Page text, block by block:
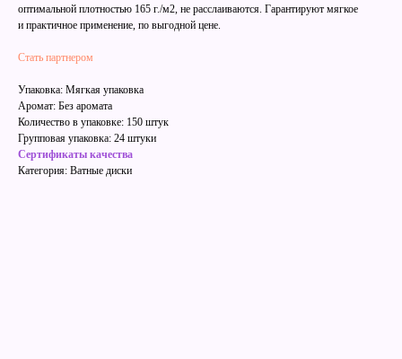
оптимальной плотностью 165 г./м2, не расслаиваются. Гарантируют мягкое
и практичное применение, по выгодной цене.
Стать партнером
Упаковка: Мягкая упаковка
Аромат: Без аромата
Количество в упаковке: 150 штук
Групповая упаковка: 24 штуки
Сертификаты качества
Категория: Ватные диски